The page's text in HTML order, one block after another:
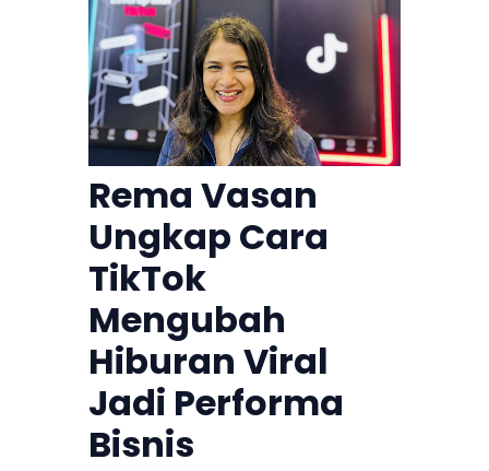
Rema Vasan
Ungkap Cara
TikTok
Mengubah
Hiburan Viral
Jadi Performa
Bisnis